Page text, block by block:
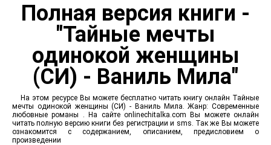
Полная версия книги -
"Тайные мечты
одинокой женщины
(СИ) - Ваниль Мила"
На этом ресурсе Вы можете бесплатно читать книгу онлайн Тайные
мечты одинокой женщины (СИ) - Ваниль Мила. Жанр: Современные
любовные романы . На сайте onlinechitalka.com Вы можете онлайн
читать полную версию книги без регистрации и sms. Так же Вы можете
ознакомится с содержанием, описанием, предисловием о
произведении